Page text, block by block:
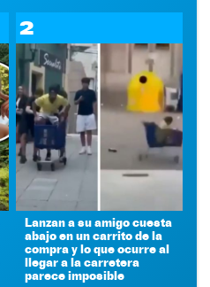
2
Lanzan a su amigo cuesta
abajo en un carrito de la
compra y lo que ocurre al
llegar a la carretera
parece imposible